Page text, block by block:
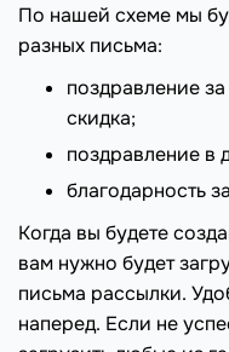
По нашей схеме мы
разных письма:
поздравление
скидка;
поздравление в
благодарность
Когда вы будете
вам нужно будет
письма рассылки.
наперед. Если не